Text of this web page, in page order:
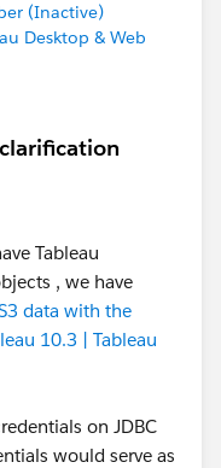
(Inactive)
Desktop & Web
Tableau
, we have
data with the
10.3 | Tableau
on JDBC
would serve as